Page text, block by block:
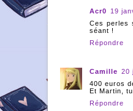
Acr0
19
Ces perles
séant !
Répondre
Camille 20
400 euros
Et Martin,
Répondre